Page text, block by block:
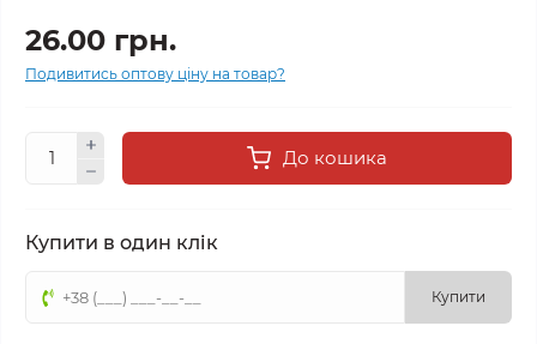
26.00 грн.
Подивитись оптову ціну на товар?
До кошика
Купити в один клік
Купити